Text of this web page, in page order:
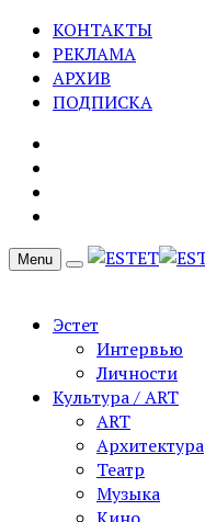
КОНТАКТЫ
РЕКЛАМА
АРХИВ
ПОДПИСКА
Menu
Эстет
Интервью
Личности
Культура / ART
ART
Архитектура
Театр
Музыка